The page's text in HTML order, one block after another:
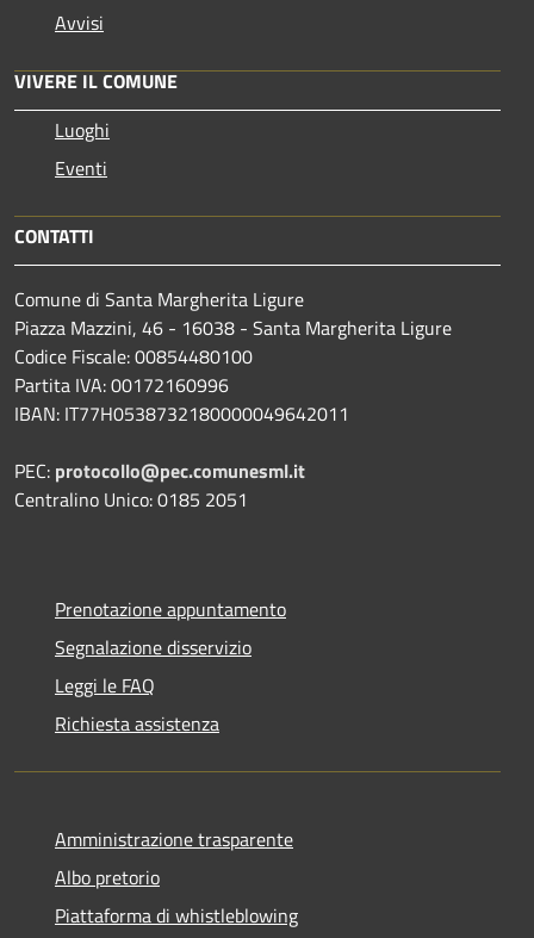
Avvisi
VIVERE IL COMUNE
Luoghi
Eventi
CONTATTI
Comune di Santa Margherita Ligure
Piazza Mazzini, 46 - 16038 - Santa Margherita Ligure
Codice Fiscale: 00854480100
Partita IVA: 00172160996
IBAN: IT77H0538732180000049642011
PEC: protocollo@pec.comunesml.it
Centralino Unico: 0185 2051
Prenotazione appuntamento
Segnalazione disservizio
Leggi le FAQ
Richiesta assistenza
Amministrazione trasparente
Albo pretorio
Piattaforma di whistleblowing